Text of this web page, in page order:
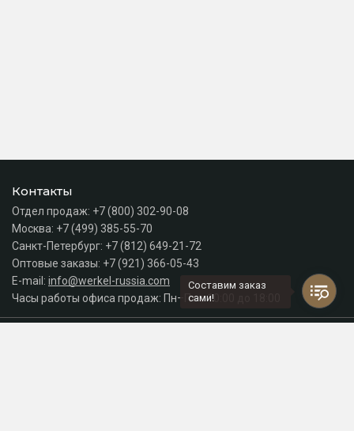
Контакты
Отдел продаж: +7 (800) 302-90-08
Москва: +7 (499) 385-55-70
Санкт-Петербург: +7 (812) 649-21-72
Оптовые заказы: +7 (921) 366-05-43
E-mail: info@werkel-russia.com
Часы работы офиса продаж: Пн–Пт с 10:00 до 18:00
Составим заказ
сами!